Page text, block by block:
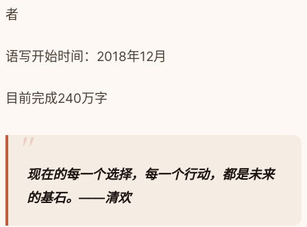
者
语写开始时间：2018年12月
目前完成240万字
现在的每一个选择，每一个行动，都是未来
的基石。——清欢